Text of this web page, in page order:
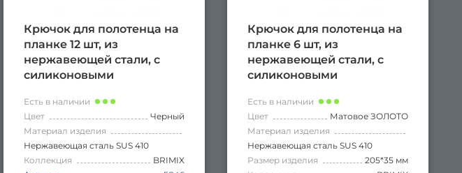
Крючок для полотенца на
планке 12 шт, из
нержавеющей стали, с
силиконовыми
черный
Есть в наличии
Цвет
Черный
Материал изделия
Нержавеющая сталь SUS 410
Коллекция
BRIMIX
Крючок для полотенца на
планке 6 шт, из
нержавеющей стали, с
силиконовыми
матовое золото
Есть в наличии
Цвет
Матовое ЗОЛОТО
Материал изделия
Нержавеющая сталь SUS 410
Размер изделия
205*35 мм